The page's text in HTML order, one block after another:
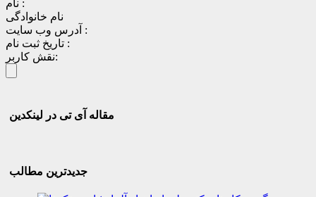
نام :
نام خانوادگی
آدرس وب سایت :
تاریخ ثبت نام :
نقش کاربر:
مقاله آی تی در لینکدین
جدیدترین مطالب